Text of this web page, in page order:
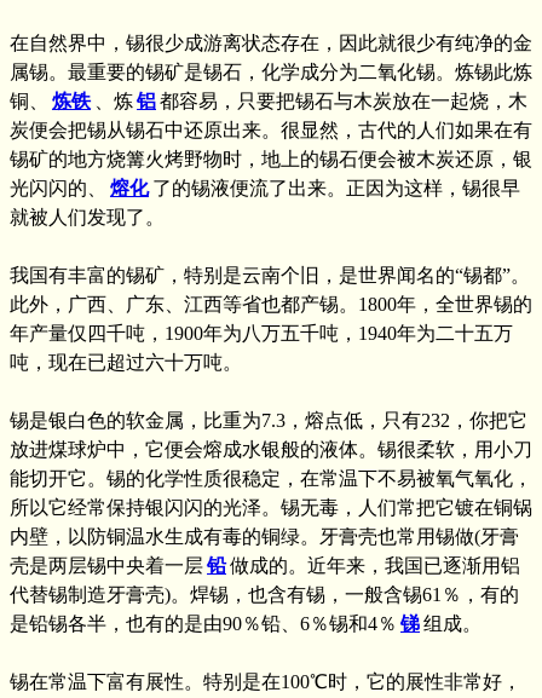
在自然界中，锡很少成游离状态存在，因此就很少有纯净的金
属锡。最重要的锡矿是锡石，化学成分为二氧化锡。炼锡此炼
铜、
炼铁 、炼铝都容易，只要把锡石与木炭放在一起烧，木
炭便会把锡从锡石中还原出来。很显然，古代的人们如果在有
锡矿的地方烧篝火烤野物时，地上的锡石便会被木炭还原，银
光闪闪的、
熔化 了的锡液便流了出来。正因为这样，锡很早
就被人们发现了。
我国有丰富的锡矿，特别是云南个旧，是世界闻名的“锡都”。
此外，广西、广东、江西等省也都产锡。1800年，全世界锡的
年产量仅四千吨，1900年为八万五千吨，1940年为二十五万
吨，现在已超过六十万吨。
锡是银白色的软金属，比重为7.3，熔点低，只有232，你把它
放进煤球炉中，它便会熔成水银般的液体。锡很柔软，用小刀
能切开它。锡的化学性质很稳定，在常温下不易被氧气氧化，
所以它经常保持银闪闪的光泽。锡无毒，人们常把它镀在铜锅
内壁，以防铜温水生成有毒的铜绿。牙膏壳也常用锡做(牙膏
壳是两层锡中央着一层铅做成的。近年来，我国已逐渐用铝
代替锡制造牙膏壳)。焊锡，也含有锡，一般含锡61％，有的
是铅锡各半，也有的是由90％铅、6％锡和4％ 锑组成。
锡在常温下富有展性。特别是在100℃时，它的展性非常好，